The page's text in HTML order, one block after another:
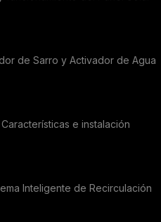
de Sarro y Activador de Agua
e instalación
Inteligente de Recirculación